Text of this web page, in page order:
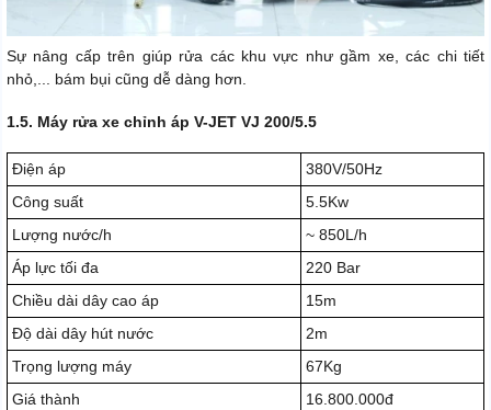
Sự nâng cấp trên giúp rửa các khu vực như gầm xe, các chi tiết
nhỏ,... bám bụi cũng dễ dàng hơn.
1.5. Máy rửa xe chỉnh áp V-JET VJ 200/5.5
Điện áp
380V/50Hz
Công suất
5.5Kw
Lượng nước/h
~ 850L/h
Áp lực tối đa
220 Bar
Chiều dài dây cao áp
15m
Độ dài dây hút nước
2m
Trọng lượng máy
67Kg
Giá thành
16.800.000đ